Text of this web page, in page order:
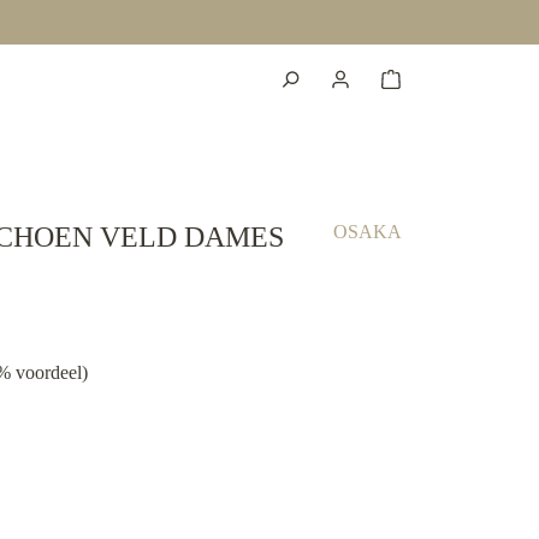
VELD DAMES OSAKA
voordeel)